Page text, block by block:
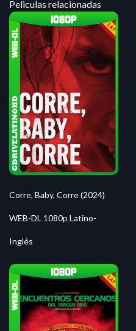
Peliculas relacionadas
Corre, Baby, Corre (2024)
WEB-DL 1080p Latino-
Inglés